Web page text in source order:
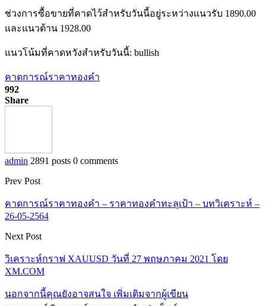
ช่วงการซื้อขายที่คาดไว้สำหรับวันนี้อยู่ระหว่างแนวรับ 1890.00
และแนวต้าน 1928.00
แนวโน้มที่คาดหวังสำหรับวันนี้: bullish
คาดการณ์ราคาทองคำ
992
Share
admin 2891 posts 0 comments
Prev Post
คาดการณ์ราคาทองคำ – ราคาทองคำทะลุเป้า – บทวิเคราะห์ –
26-05-2564
Next Post
วิเคราะห์กราฟ XAUUSD วันที่ 27 พฤษภาคม 2021 โดย
XM.COM
นอกจากนี้คุณยังอาจสนใจ เพิ่มเติมจากผู้เขียน